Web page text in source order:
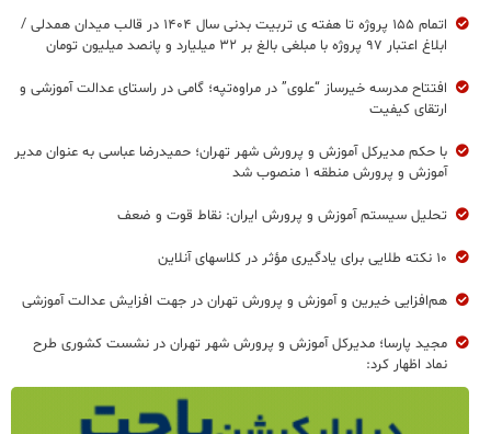
اتمام ۱۵۵ پروژه تا هفته ی تربیت بدنی سال ۱۴۰۴ در قالب میدان همدلی /
ابلاغ اعتبار ۹۷ پروژه با مبلغی بالغ بر ۳۲ میلیارد و پانصد میلیون تومان
افتتاح مدرسه خیرساز “علوی” در مراوه‌تپه؛ گامی در راستای عدالت آموزشی و
ارتقای کیفیت
با حکم مدیرکل آموزش و پرورش شهر تهران؛ حمیدرضا عباسی به عنوان مدیر
آموزش و پرورش منطقه ۱ منصوب شد
تحلیل سیستم آموزش و پرورش ایران: نقاط قوت و ضعف
۱۰ نکته طلایی برای یادگیری مؤثر در کلاسهای آنلاین
هم‌افزایی خیرین و آموزش و پرورش تهران در جهت افزایش عدالت آموزشی
مجید پارسا؛ مدیرکل آموزش و پرورش شهر تهران در نشست کشوری طرح
نماد اظهار کرد: